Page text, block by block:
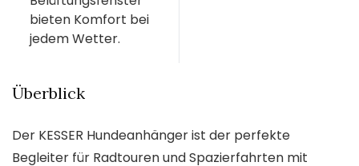
bieten Komfort bei
jedem Wetter.
Überblick
Der KESSER Hundeanhänger ist der perfekte
Begleiter für Radtouren und Spazierfahrten mit